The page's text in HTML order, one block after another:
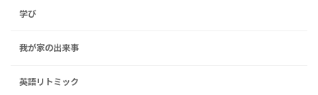
学び
我が家の出来事
英語リトミック